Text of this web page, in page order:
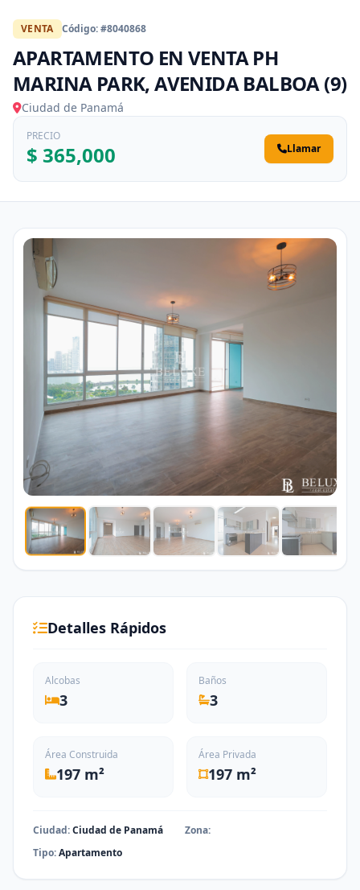
VENTA Código: #8040868
APARTAMENTO EN VENTA PH
MARINA PARK, AVENIDA BALBOA (9)
Ciudad de Panamá
PRECIO
$ 365,000 Llamar
Detalles Rápidos
Alcobas
3
Baños
3
Área Construida
197 m²
Área Privada
197 m²
Ciudad:Ciudad de Panamá
Zona:
Tipo:Apartamento